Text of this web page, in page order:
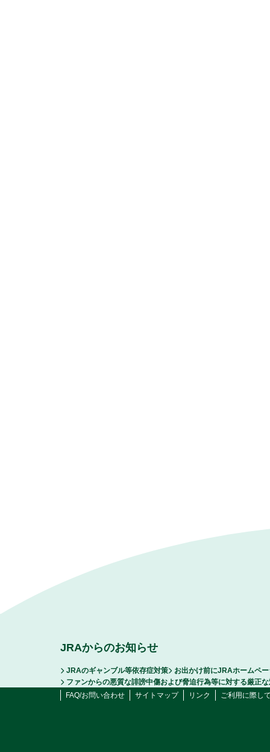
JRAからのお知らせ
JRAのギャンブル等依存症対策
お出かけ前にJRAホームペ
ファンからの悪質な誹謗中傷および脅迫行為等に対する厳正
FAQ/お問い合わせ
サイトマップ リンク ご利用に際し